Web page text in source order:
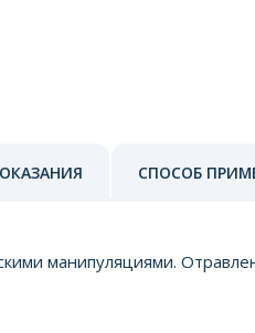
СПОСОБ
манипуляциями.